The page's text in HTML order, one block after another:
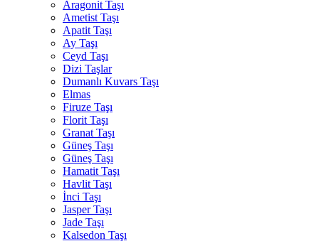
Aragonit Taşı
Ametist Taşı
Apatit Taşı
Ay Taşı
Ceyd Taşı
Dizi Taşlar
Dumanlı Kuvars Taşı
Elmas
Firuze Taşı
Florit Taşı
Granat Taşı
Güneş Taşı
Güneş Taşı
Hamatit Taşı
Havlit Taşı
İnci Taşı
Jasper Taşı
Jade Taşı
Kalsedon Taşı